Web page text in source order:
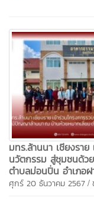
มทร.ล้านนา เชียงราย
นวัตกรรม สู่ชุมชนด้
ตำบลม่อนปิ่น อำเภอฝ
ศุกร์ 20 ธันวาคม 2567 /